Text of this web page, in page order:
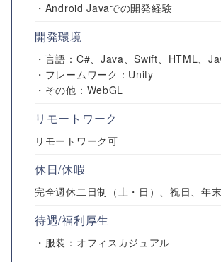
・Android Javaでの開発経験
開発環境
・言語：C#、Java、Swift、HTML、
・フレームワーク：Unity
・その他：WebGL
リモートワーク
リモートワーク可
休日/休暇
完全週休二日制（土・日）、祝日、年
待遇/福利厚生
・服装：オフィスカジュアル